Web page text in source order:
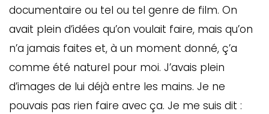
documentaire ou tel ou tel genre de film. On
avait plein d’idées qu’on voulait faire, mais qu’on
n’a jamais faites et, à un moment donné, ç’a
comme été naturel pour moi. J’avais plein
d’images de lui déjà entre les mains. Je ne
pouvais pas rien faire avec ça. Je me suis dit :